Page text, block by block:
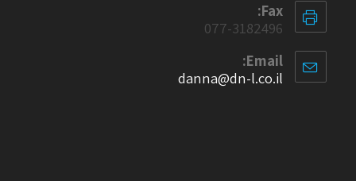
Fax:
077-3182496
Email:
danna@dn-l.co.il
Opens